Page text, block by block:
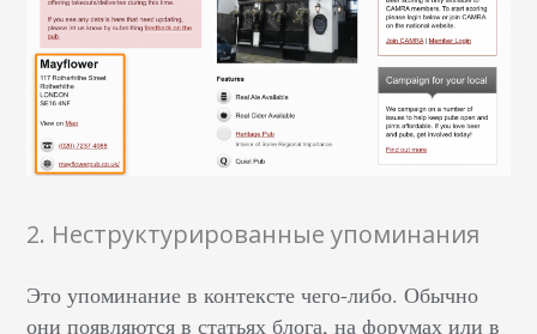
2. Неструктурированные упоминания
Это упоминание в контексте чего-либо. Обычно
они появляются в статьях блога, на форумах или в